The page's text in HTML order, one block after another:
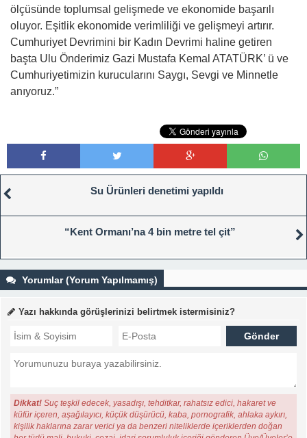
ölçüsünde toplumsal gelişmede ve ekonomide başarılı
oluyor. Eşitlik ekonomide verimliliği ve gelişmeyi artırır.
Cumhuriyet Devrimini bir Kadın Devrimi haline getiren
başta Ulu Önderimiz Gazi Mustafa Kemal ATATÜRK’ ü ve
Cumhuriyetimizin kurucularını Saygı, Sevgi ve Minnetle
anıyoruz.”
Su Ürünleri denetimi yapıldı
“Kent Ormanı’na 4 bin metre tel çit”
Yorumlar (Yorum Yapılmamış)
Yazı hakkında görüşlerinizi belirtmek istermisiniz?
Dikkat! Suç teşkil edecek, yasadışı, tehditkar, rahatsız edici, hakaret ve
küfür içeren, aşağılayıcı, küçük düşürücü, kaba, pornografik, ahlaka aykırı,
kişilik haklarına zarar verici ya da benzeri niteliklerde içeriklerden doğan